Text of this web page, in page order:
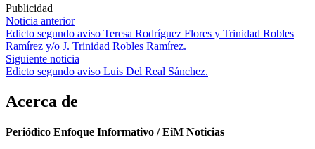
Publicidad
Navegación
de
entradas
Noticia anterior
Edicto segundo aviso Teresa Rodríguez Flores y Trinidad Robles
Ramírez y/o J. Trinidad Robles Ramírez.
Siguiente noticia
Edicto segundo aviso Luis Del Real Sánchez.
Acerca de
Periódico Enfoque Informativo / EiM Noticias